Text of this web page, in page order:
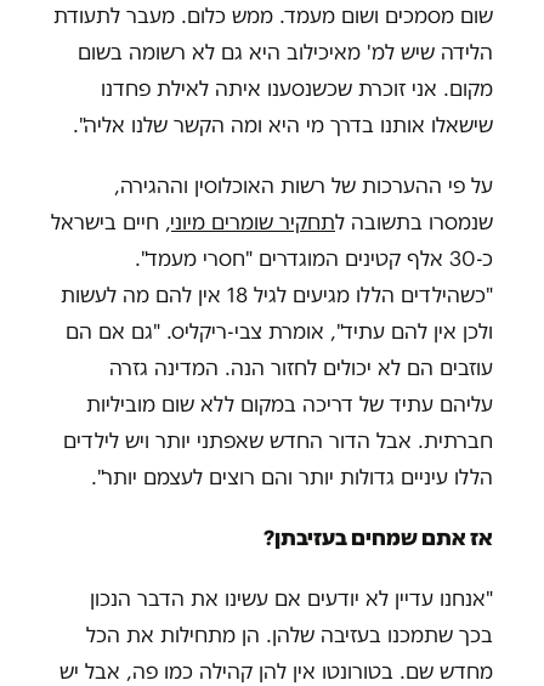
שום מסמכים ושום מעמד. ממש כלום. מעבר לתעודת
הלידה שיש למ' מאיכילוב היא גם לא רשומה בשום
מקום. אני זוכרת שכשנסענו איתה לאילת פחדנו
שישאלו אותנו בדרך מי היא ומה הקשר שלנו אליה".
על פי ההערכות של רשות האוכלוסין וההגירה,
שנמסרו בתשובה לתחקיר שומרים מיוני, חיים בישראל
כ-30 אלף קטינים המוגדרים "חסרי מעמד".
"כשהילדים הללו מגיעים לגיל 18 אין להם מה לעשות
ולכן אין להם עתיד", אומרת צבי-ריקליס. "גם אם הם
עוזבים הם לא יכולים לחזור הנה. המדינה גזרה
עליהם עתיד של דריכה במקום ללא שום מוביליות
חברתית. אבל הדור החדש שאפתני יותר ויש לילדים
הללו עיניים גדולות יותר והם רוצים לעצמם יותר".
אז אתם שמחים בעזיבתן?
"אנחנו עדיין לא יודעים אם עשינו את הדבר הנכון
בכך שתמכנו בעזיבה שלהן. הן מתחילות את הכל
מחדש שם. בטורונטו אין להן קהילה כמו פה, אבל יש